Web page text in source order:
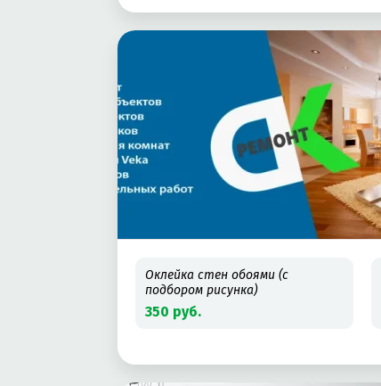
Оклейка стен обоями (с
подбором рисунка)
350 руб.